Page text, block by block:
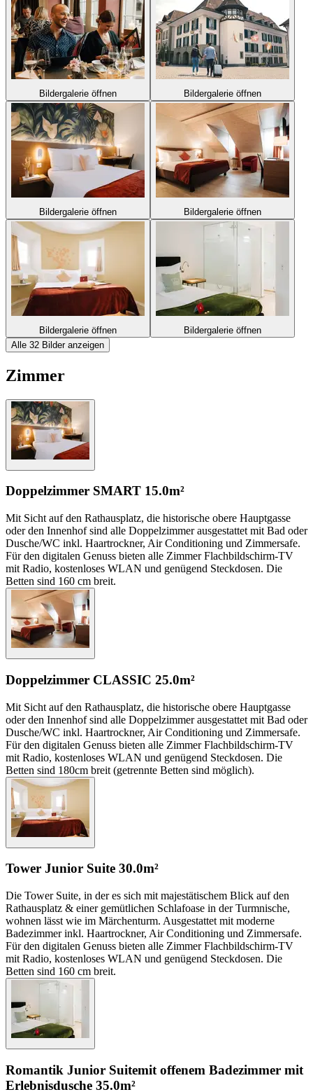
Bildergalerie öffnen Bildergalerie öffnen
Bildergalerie öffnen Bildergalerie öffnen
Bildergalerie öffnen
Bildergalerie öffnen
Alle 32 Bilder anzeigen
Zimmer
Doppelzimmer SMART 15.0m²
Mit Sicht auf den Rathausplatz, die historische obere Hauptgasse
oder den Innenhof sind alle Doppelzimmer ausgestattet mit Bad oder
Dusche/WC inkl. Haartrockner, Air Conditioning und Zimmersafe.
Für den digitalen Genuss bieten alle Zimmer Flachbildschirm-TV
mit Radio, kostenloses WLAN und genügend Steckdosen. Die
Betten sind 160 cm breit.
Doppelzimmer CLASSIC 25.0m²
Mit Sicht auf den Rathausplatz, die historische obere Hauptgasse
oder den Innenhof sind alle Doppelzimmer ausgestattet mit Bad oder
Dusche/WC inkl. Haartrockner, Air Conditioning und Zimmersafe.
Für den digitalen Genuss bieten alle Zimmer Flachbildschirm-TV
mit Radio, kostenloses WLAN und genügend Steckdosen. Die
Betten sind 180cm breit (getrennte Betten sind möglich).
Tower Junior Suite 30.0m²
Die Tower Suite, in der es sich mit majestätischem Blick auf den
Rathausplatz & einer gemütlichen Schlafoase in der Turmnische,
wohnen lässt wie im Märchenturm. Ausgestattet mit moderne
Badezimmer inkl. Haartrockner, Air Conditioning und Zimmersafe.
Für den digitalen Genuss bieten alle Zimmer Flachbildschirm-TV
mit Radio, kostenloses WLAN und genügend Steckdosen. Die
Betten sind 160 cm breit.
Romantik Junior Suitemit offenem Badezimmer mit
Erlebnisdusche 35.0m²